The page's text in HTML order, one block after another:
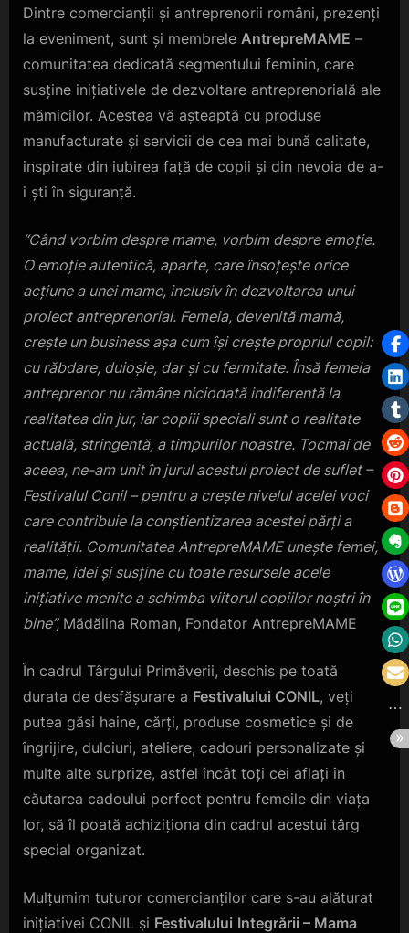
Dintre comercianții și antreprenorii români, prezenți
la eveniment, sunt și membrele AntrepreMAME –
comunitatea dedicată segmentului feminin, care
susține inițiativele de dezvoltare antreprenorială ale
mămicilor. Acestea vă așteaptă cu produse
manufacturate și servicii de cea mai bună calitate,
inspirate din iubirea față de copii și din nevoia de a-
i ști în siguranță.
“Când vorbim despre mame, vorbim despre emoție.
O emoție autentică, aparte, care însoțește orice
acțiune a unei mame, inclusiv în dezvoltarea unui
proiect antreprenorial. Femeia, devenită mamă,
crește un business așa cum își crește propriul copil:
cu răbdare, duioșie, dar și cu fermitate. Însă femeia
antreprenor nu rămâne niciodată indiferentă la
realitatea din jur, iar copiii speciali sunt o realitate
actuală, stringentă, a timpurilor noastre. Tocmai de
aceea, ne-am unit în jurul acestui proiect de suflet –
Festivalul Conil – pentru a crește nivelul acelei voci
care contribuie la conștientizarea acestei părți a
realității. Comunitatea AntrepreMAME unește femei,
mame, idei și susține cu toate resursele acele
inițiative menite a schimba viitorul copiilor noștri în
bine”, Mădălina Roman, Fondator AntrepreMAME
În cadrul Târgului Primăverii, deschis pe toată
durata de desfășurare a Festivalului CONIL, veți
putea găsi haine, cărți, produse cosmetice și de
îngrijire, dulciuri, ateliere, cadouri personalizate și
multe alte surprize, astfel încât toți cei aflați în
căutarea cadoului perfect pentru femeile din viața
lor, să îl poată achiziționa din cadrul acestui târg
special organizat.
Mulțumim tuturor comercianților care s-au alăturat
inițiativei CONIL și Festivalului Integrării – Mama